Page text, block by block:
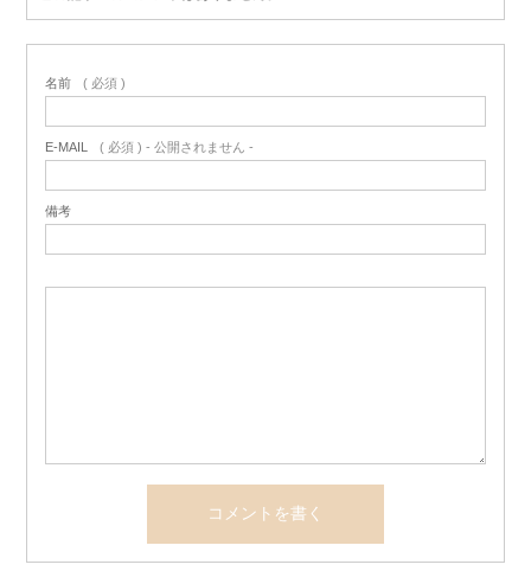
名前 ( 必須 )
E-MAIL ( 必須 ) - 公開されません -
備考